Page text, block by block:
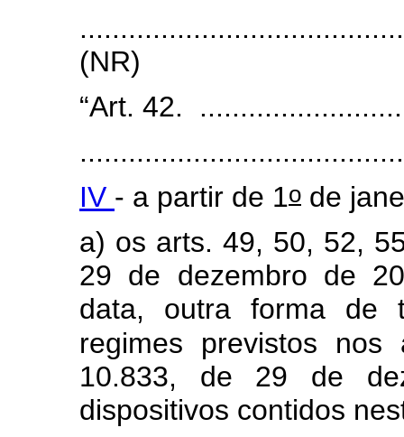
(NR)
“Art. 42.
IV - a partir de 1o de
a) os arts. 49, 50, 52,
29 de dezembro de
data, outra forma de
regimes previstos
10.833, de 29 de
dispositivos contidos